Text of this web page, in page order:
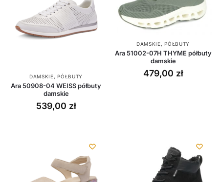
DAMSKIE,PÓŁBUTY
Ara 50908-04 WEISS półbuty
damskie
539,00 zł
DAMSKIE,PÓŁBUTY
Ara 51002-07H THYME półbuty
damskie
479,00 zł